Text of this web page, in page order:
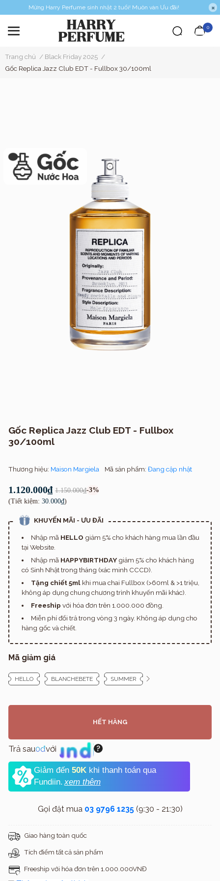
Mừng Harry Perfume sinh nhật 2 tuổi! Muôn vàn Ưu đãi!
0
Trang chủ / Black Friday 2025 /
Gốc Replica Jazz Club EDT - Fullbox 30/100ml
Gốc Replica Jazz Club EDT - Fullbox
30/100ml
Thương hiệu: Maison Margiela Mã sản phẩm: Đang cập nhật
1.120.000₫ 1.150.000₫-3%
(Tiết kiệm: 30.000₫)
KHUYẾN MÃI - ƯU ĐÃI
Nhập mã HELLO giảm 5% cho khách hàng mua lần đầu
tại Website.
Nhập mã HAPPYBIRTHDAYgiảm 5% cho khách hàng
có Sinh Nhật trong tháng (xác minh CCCD).
Tặng chiết 5mlkhi mua chai Fullbox (>60ml & >1 triệu,
không áp dụng chung chương trình khuyến mãi khác).
Freeship với hóa đơn trên 1.000.000 đồng.
Miễn phí đổi trả trong vòng 3 ngày. Không áp dụng cho
hàng gốc và chiết.
Mã giảm giá
HELLO BLANCHEBETE SUMMER
HẾT HÀNG
Trả sau0đvới
Giảm đến 50K khi thanh toán qua
Fundiin.xem thêm
Gọi đặt mua 03 9796 1235(9:30 - 21:30)
Giao hàng toàn quốc
Tích điểm tất cả sản phẩm
Freeship với hóa đơn trên 1.000.000VNĐ